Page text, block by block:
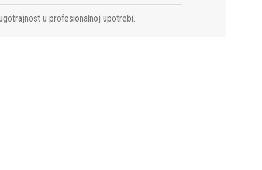
u profesionalnoj upotrebi.